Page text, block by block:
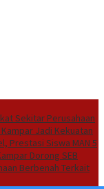
Sekitar Perusahaan
Jadi Kekuatan
Prestasi Siswa MAN 5
Dorong SEB
Berbenah Terkait